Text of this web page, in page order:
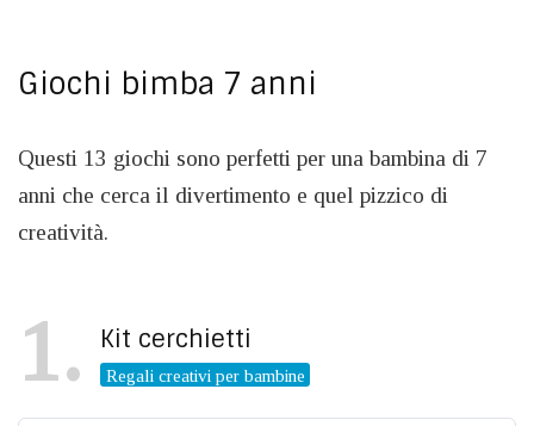
Giochi bimba 7 anni
Questi 13 giochi sono perfetti per una bambina di 7
anni che cerca il divertimento e quel pizzico di
creatività.
1 Kit cerchietti
Regali creativi per bambine